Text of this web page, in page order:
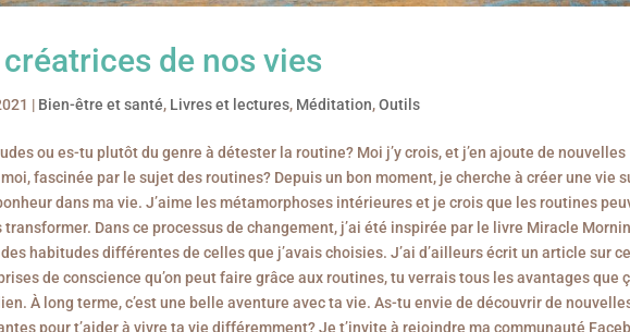
de nos vies
| Bien-être et santé, Livres et lectures, Méditation,Outils
ou es-tu plutôt du genre à détester la routine? Moi j’y crois, et j’en ajoute de nouvelles
fascinée par le sujet des routines? Depuis un bon moment, je cherche à créer une vie
dans ma vie. J’aime les métamorphoses intérieures et je crois que les routines
Dans ce processus de changement, j’ai été inspirée par le livre Miracle
des habitudes différentes de celles que j’avais choisies. J’ai d’ailleurs écrit un article sur
de conscience qu’on peut faire grâce aux routines, tu verrais tous les avantages que
À long terme, c’est une belle aventure avec ta vie. As-tu envie de découvrir de
pour t’aider à vivre ta vie différemment? Je t’invite à rejoindre ma communauté